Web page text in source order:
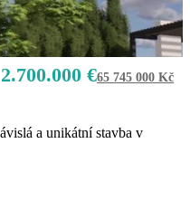
2.700.000 €65 745 000 Kč
a unikátní stavba v